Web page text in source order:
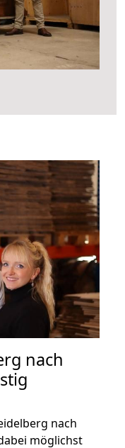
nach
nach
möglichst